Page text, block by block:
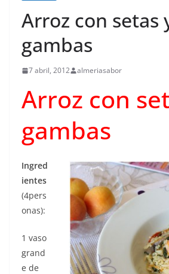
Arroz con setas
gambas
7 abril, 2012 almeriasabor
Arroz con
gambas
Ingred
ientes
(4pers
onas):
1 vaso
grand
e de